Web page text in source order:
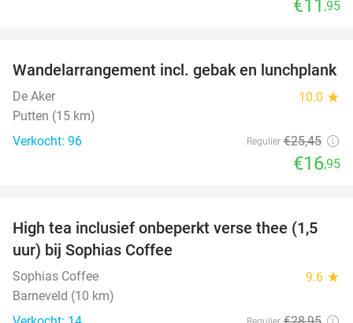
€11 ,95
33%
Wandelarrangement incl. gebak en lunchplank
De Aker 10.0 star
Putten (15 km)
Verkocht: 96
Regulier €25,45
€16,95
41%
High tea inclusief onbeperkt verse thee (1,5
uur) bij Sophias Coffee
Sophias Coffee 9.6 star
Barneveld (10 km)